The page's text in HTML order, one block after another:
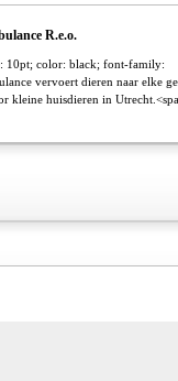
R.e.o.
10pt; color: black; font-family:
vervoert dieren naar elke
kleine huisdieren in